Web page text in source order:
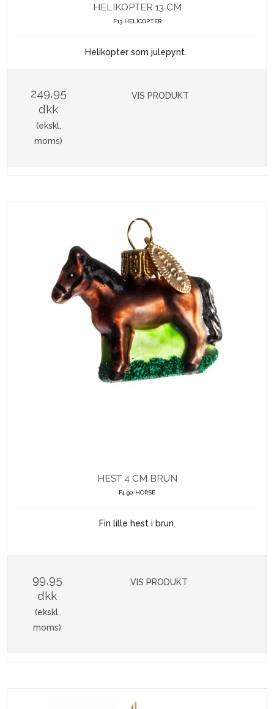
HELIKOPTER 13 CM
F13 HELICOPTER
Helikopter som julepynt.
249,95
dkk
(ekskl.
moms)
VIS PRODUKT
HEST 4 CM BRUN
F4 90 HORSE
Fin lille hest i brun.
99,95
dkk
(ekskl.
moms)
VIS PRODUKT